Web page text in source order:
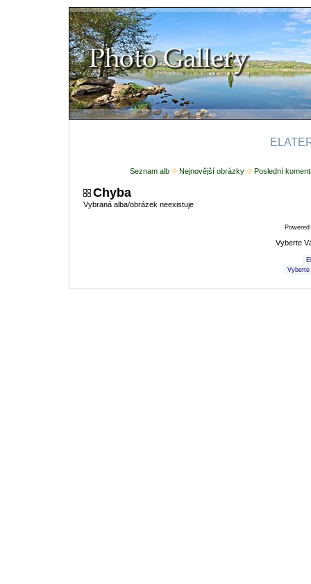
Seznam alb Nejnovější obrázky Poslední
Chyba
Vybraná alba/obrázek neexistuje
Vyberte